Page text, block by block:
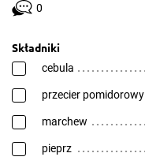
0
Składniki
cebula
przecier pomidorowy
marchew
pieprz